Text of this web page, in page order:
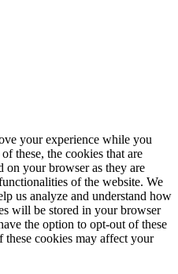
your experience while you
these, the cookies that are
on your browser as they are
of the website. We
us analyze and understand how
will be stored in your browser
the option to opt-out of these
cookies may affect your